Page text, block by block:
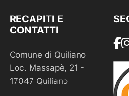
RECAPITI E
CONTATTI
Comune di Quiliano
Loc. Massapè, 21 -
17047 Quiliano